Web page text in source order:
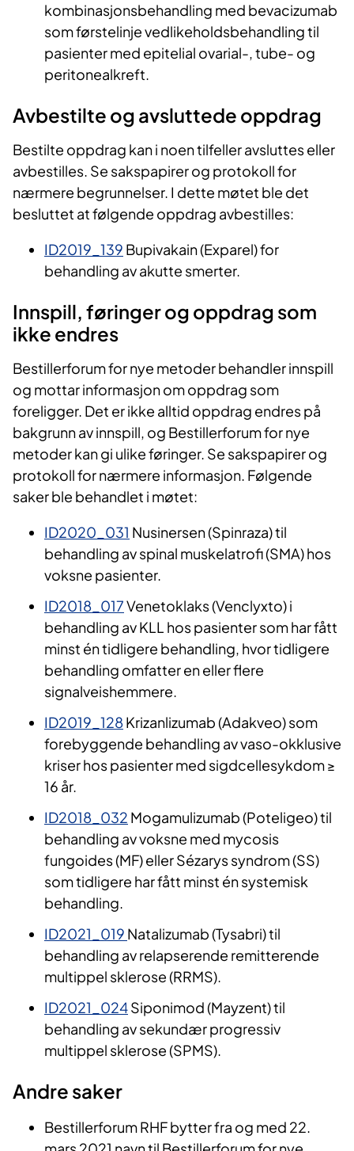
kombinasjonsbehandling med bevacizumab
som førstelinje vedlikeholdsbehandling til
pasienter med epitelial ovarial-, tube- og
peritonealkreft.
Avbestilte og avsluttede oppdrag
Bestilte oppdrag kan i noen tilfeller avsluttes eller
avbestilles. Se sakspapirer og protokoll for
nærmere begrunnelser. I dette møtet ble det
besluttet at følgende oppdrag avbestilles:
ID2019_139 Bupivakain (Exparel) for
behandling av akutte smerter.
Innspill, føringer og oppdrag som
ikke endres
Bestillerforum for nye metoder behandler innspill
og mottar informasjon om oppdrag som
foreligger. Det er ikke alltid oppdrag endres på
bakgrunn av innspill, og Bestillerforum for nye
metoder kan gi ulike føringer. Se sakspapirer og
protokoll for nærmere informasjon. Følgende
saker ble behandlet i møtet:
ID2020_031 Nusinersen (Spinraza) til
behandling av spinal muskelatrofi (SMA) hos
voksne pasienter.
ID2018_017Venetoklaks (Venclyxto) i
behandling av KLL hos pasienter som har fått
minst én tidligere behandling, hvor tidligere
behandling omfatter en eller flere
signalveishemmere.
ID2019_128Krizanlizumab (Adakveo) som
forebyggende behandling av vaso-okklusive
kriser hos pasienter med sigdcellesykdom ≥
16 år.
ID2018_032 Mogamulizumab (Poteligeo) til
behandling av voksne med mycosis
fungoides (MF) eller Sézarys syndrom (SS)
som tidligere har fått minst én systemisk
behandling.
ID2021_019 Natalizumab (Tysabri) til
behandling av relapserende remitterende
multippel sklerose (RRMS).
ID2021_024Siponimod (Mayzent) til
behandling av sekundær progressiv
multippel sklerose (SPMS).
Andre saker
Bestillerforum RHF bytter fra og med 22.